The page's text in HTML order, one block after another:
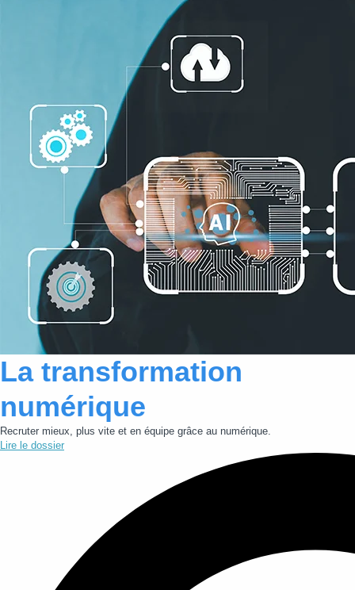
La transformation
numérique
Recruter mieux, plus vite et en équipe grâce au numérique.
Lire le dossier